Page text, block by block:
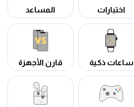
اختبارات المساعد
ساعات ذكية قارن الأجهزة